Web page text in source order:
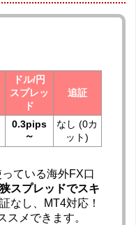
ドル/円
スプレッ
ド
追証
0.3pips
～
なし (0カ
ット)
ている海外FX口
スプレッドでスキ
なし、MT4対応！
スメできます。